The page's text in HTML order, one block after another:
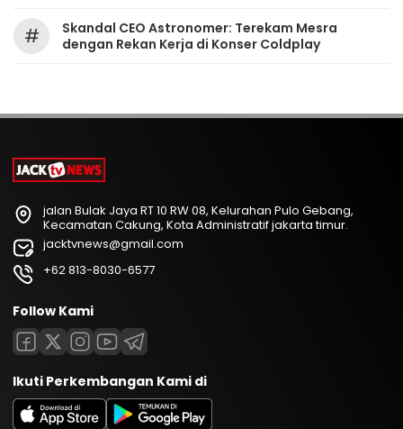
#
Skandal CEO Astronomer: Terekam Mesra
dengan Rekan Kerja di Konser Coldplay
jalan Bulak Jaya RT 10 RW 08, Kelurahan Pulo Gebang,
Kecamatan Cakung, Kota Administratif jakarta timur.
jacktvnews@gmail.com
+62 813-8030-6577
Follow Kami
Ikuti Perkembangan Kami di